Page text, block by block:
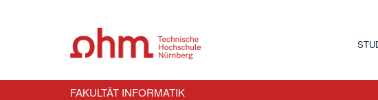
FAKULTÄT INFORMATIK